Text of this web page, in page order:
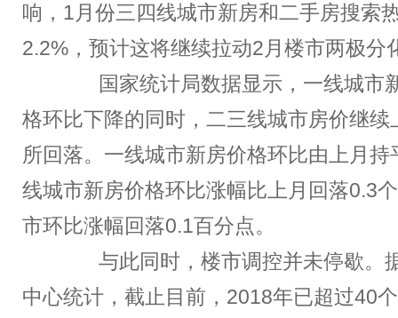
响，1月份三四线城市新房和二手房搜索
2.2%，预计这将继续拉动2月楼市两极分
国家统计局数据显示，一线城市
格环比下降的同时，二三线城市房价继续
所回落。一线城市新房价格环比由上月持
线城市新房价格环比涨幅比上月回落0.3
市环比涨幅回落0.1百分点。
与此同时，楼市调控并未停歇。
中心统计，截止目前，2018年已超过40